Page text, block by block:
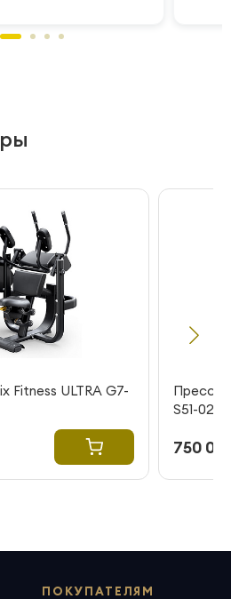
Fitness ULTRA G7-
Пресс-
S51-02
750
ПОКУПАТЕЛЯМ